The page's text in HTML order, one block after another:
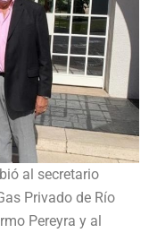
al secretario
Privado de Río
Pereyra y al